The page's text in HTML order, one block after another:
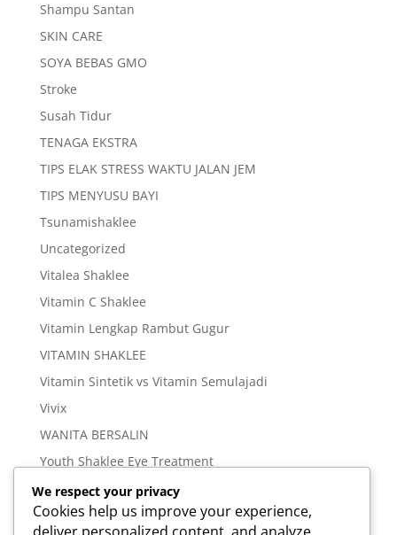
Shampu Santan
SKIN CARE
SOYA BEBAS GMO
Stroke
Susah Tidur
TENAGA EKSTRA
TIPS ELAK STRESS WAKTU JALAN JEM
TIPS MENYUSU BAYI
Tsunamishaklee
Uncategorized
Vitalea Shaklee
Vitamin C Shaklee
Vitamin Lengkap Rambut Gugur
VITAMIN SHAKLEE
Vitamin Sintetik vs Vitamin Semulajadi
Vivix
WANITA BERSALIN
Youth Shaklee Eye Treatment
YOUTH SKIN CARE SERIES
We respect your privacy
Cookies help us improve your experience,